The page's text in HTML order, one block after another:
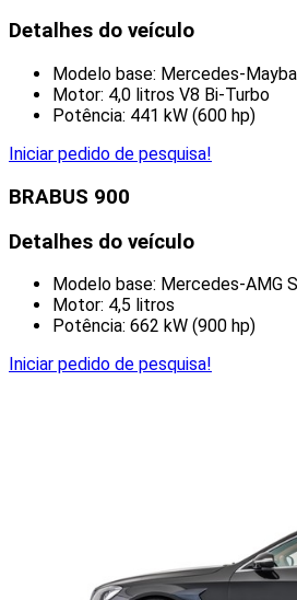
Detalhes do veículo
Modelo base: Mercedes-
Motor: 4,0 litros V8 Bi-Turbo
Potência: 441 kW (600 hp)
Iniciar pedido de pesquisa!
BRABUS 900
Detalhes do veículo
Modelo base: Mercedes-AMG
Motor: 4,5 litros
Potência: 662 kW (900 hp)
Iniciar pedido de pesquisa!